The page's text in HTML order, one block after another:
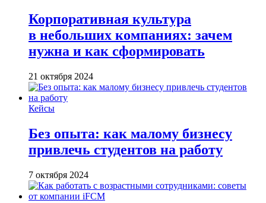
Корпоративная культура
в небольших компаниях: зачем
нужна и как сформировать
21 октября 2024
Кейсы
Без опыта: как малому бизнесу
привлечь студентов на работу
7 октября 2024